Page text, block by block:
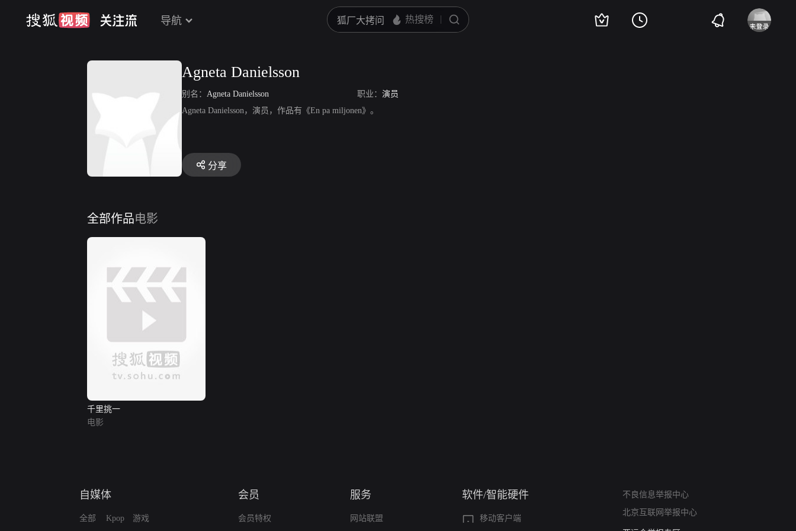
导航
Agneta Danielsson
别名： Agneta Danielsson 职业： 演员
Agneta Danielsson，演员，作品有《En pa miljonen》。
分享
全部作品电影
千里挑一
电影
自媒体
全部 Kpop 游戏
会员
会员特权
服务
网站联盟
软件/智能硬件
移动客户端
不良信息举报中心
北京互联网举报中心
算法推荐专项举报